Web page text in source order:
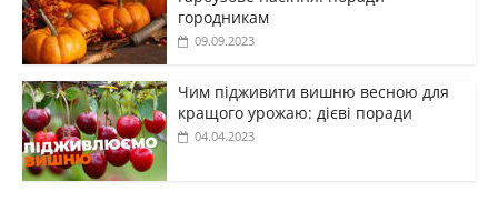
городникам
09.09.2023
Чим підживити вишню весною для
кращого урожаю: дієві поради
04.04.2023